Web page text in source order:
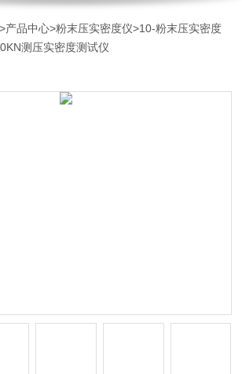
>产品中心>粉末压实密度仪>10-粉末压实密度
测压实密度测试仪